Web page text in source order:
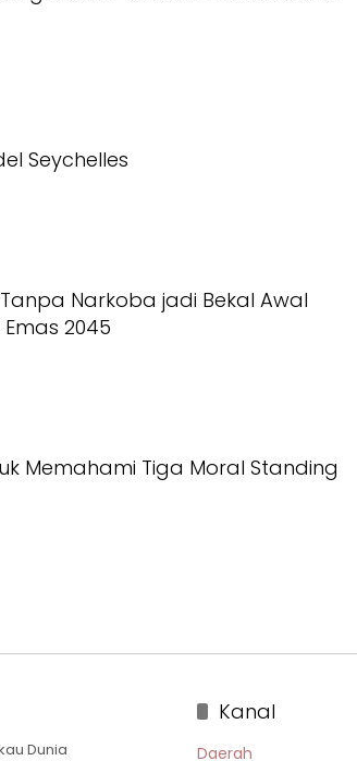
Seychelles
Narkoba jadi Bekal Awal
2045
Memahami Tiga Moral Standing
Dunia
Kanal
Daerah